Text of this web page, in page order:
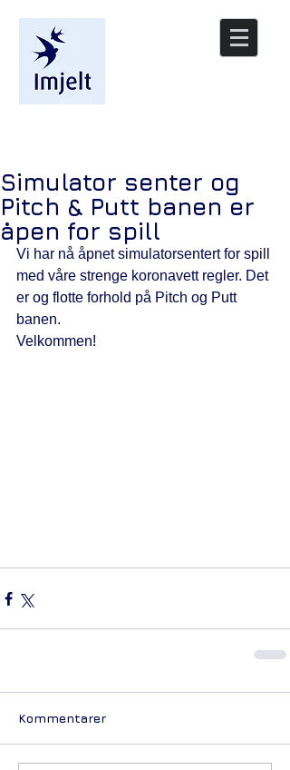
Simulator senter og
Pitch & Putt banen er
åpen for spill
Vi har nå åpnet simulatorsentert for spill
med våre strenge koronavett regler. Det
er og flotte forhold på Pitch og Putt
banen.
Velkommen!
Kommentarer